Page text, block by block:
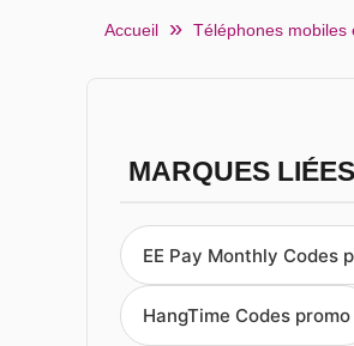
Accueil Téléphones mobiles
MARQUES LIÉES
EE Pay Monthly Codes
HangTime Codes promo